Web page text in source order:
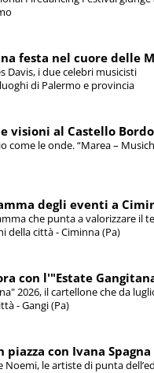
festa nel cuore delle
Davis, i due celebri musicisti
di Palermo e provincia
visioni al Castello
le onde. “Marea –
degli eventi a
che punta a valorizzare il
della città - Ciminna (Pa)
con l'"Estate
2026, il cartellone che da
- Gangi (Pa)
con Ivana
le artiste di punta